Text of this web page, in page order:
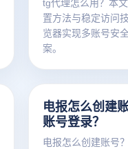
置方法与稳定访问
览器实现多账号安
案。
电报怎么创建
账号登录？
电报怎么创建账号